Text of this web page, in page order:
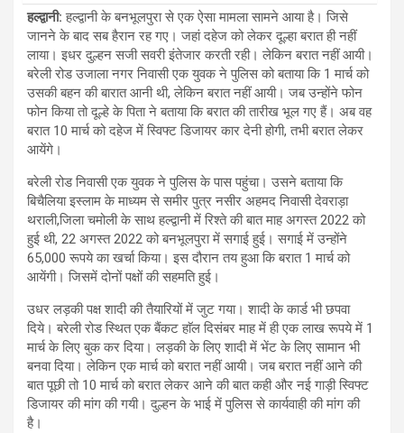
हल्द्वानी: हल्द्वानी के बनभूलपुरा से एक ऐसा मामला सामने आया है। जिसे
जानने के बाद सब हैरान रह गए। जहां दहेज को लेकर दूल्हा बरात ही नहीं
लाया। इधर दुल्हन सजी सवरी इंतेजार करती रही। लेकिन बरात नहीं आयी।
बरेली रोड उजाला नगर निवासी एक युवक ने पुलिस को बताया कि 1 मार्च को
उसकी बहन की बारात आनी थी, लेकिन बरात नहीं आयी। जब उन्होंने फोन
फोन किया तो दूल्हे के पिता ने बताया कि बरात की तारीख भूल गए हैं। अब वह
बरात 10 मार्च को दहेज में स्विफ्ट डिजायर कार देनी होगी, तभी बरात लेकर
आयेंगे।
बरेली रोड निवासी एक युवक ने पुलिस के पास पहुंचा। उसने बताया कि
बिचैलिया इस्लाम के माध्यम से समीर पुत्र नसीर अहमद निवासी देवराड़ा
थराली,जिला चमोली के साथ हल्द्वानी में रिश्ते की बात माह अगस्त 2022 को
हुई थी, 22 अगस्त 2022 को बनभूलपुरा में सगाई हुई। सगाई में उन्होंने
65,000 रूपये का खर्चा किया। इस दौरान तय हुआ कि बरात 1 मार्च को
आयेंगी। जिसमें दोनों पक्षों की सहमति हुई।
उधर लड़की पक्ष शादी की तैयारियों में जुट गया। शादी के कार्ड भी छपवा
दिये। बरेली रोड स्थित एक बैंकट हाॅल दिसंबर माह में ही एक लाख रूपये में 1
मार्च के लिए बुक कर दिया। लड़की के लिए शादी में भेंट के लिए सामान भी
बनवा दिया। लेकिन एक मार्च को बरात नहीं आयी। जब बरात नहीं आने की
बात पूछी तो 10 मार्च को बरात लेकर आने की बात कही और नई गाड़ी स्विफ्ट
डिजायर की मांग की गयी। दुल्हन के भाई में पुलिस से कार्यवाही की मांग की
है।